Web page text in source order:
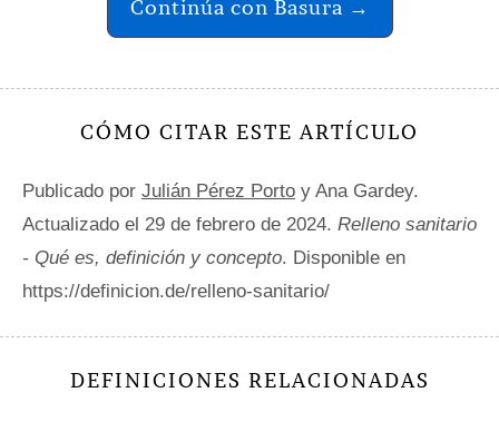
Continúa con Basura →
CÓMO CITAR ESTE ARTÍCULO
Publicado por Julián Pérez Porto y Ana Gardey.
Actualizado el 29 de febrero de 2024. Relleno sanitario
- Qué es, definición y concepto. Disponible en
https://definicion.de/relleno-sanitario/
DEFINICIONES RELACIONADAS